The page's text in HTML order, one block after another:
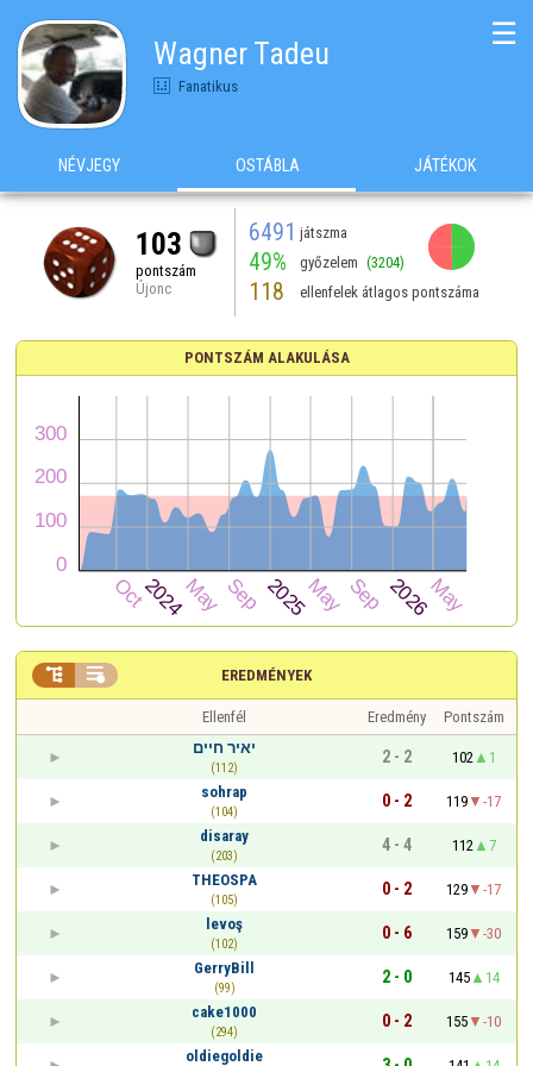
Wagner Tadeu
Fanatikus
☰
NÉVJEGY OSTÁBLA JÁTÉKOK
103
pontszám
Újonc
6491 játszma
49% győzelem (3204)
118 ellenfelek átlagos pontszáma
PONTSZÁM ALAKULÁSA
EREDMÉNYEK
 
Ellenfél Eredmény
Pontszám
יאיר חיים
(112)
2 - 2 102
1
sohrap
(104)
0 - 2 119
-17
disaray
(203)
4 - 4 112
7
THEOSPA
(105)
0 - 2 129
-17
levoş
(102)
0 - 6 159
-30
GerryBill
(99)
2 - 0 145
14
cake1000
(294)
0 - 2 155
-10
oldiegoldie